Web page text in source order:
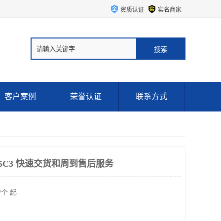
资质认证 实名商家
客户案例 荣誉认证 联系方式
快速交货和周到售后服务
起